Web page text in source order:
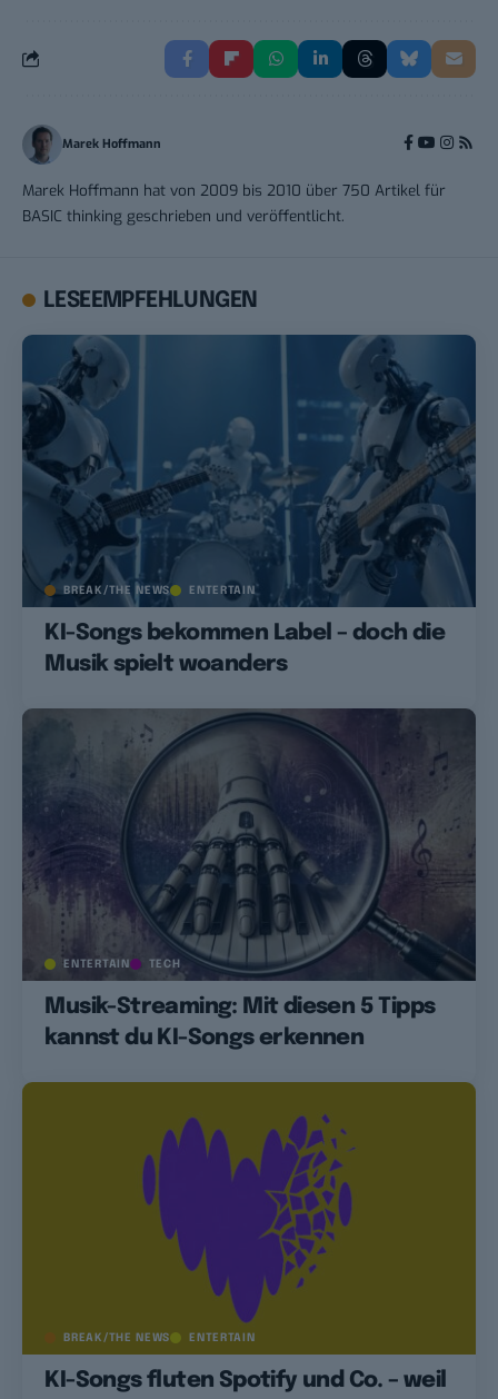
Marek Hoffmann
Marek Hoffmann hat von 2009 bis 2010 über 750 Artikel für
BASIC thinking geschrieben und veröffentlicht.
LESEEMPFEHLUNGEN
BREAK/THE NEWS ENTERTAIN
KI-Songs bekommen Label – doch die
Musik spielt woanders
ENTERTAIN TECH
Musik-Streaming: Mit diesen 5 Tipps
kannst du KI-Songs erkennen
BREAK/THE NEWS ENTERTAIN
KI-Songs fluten Spotify und Co. – weil